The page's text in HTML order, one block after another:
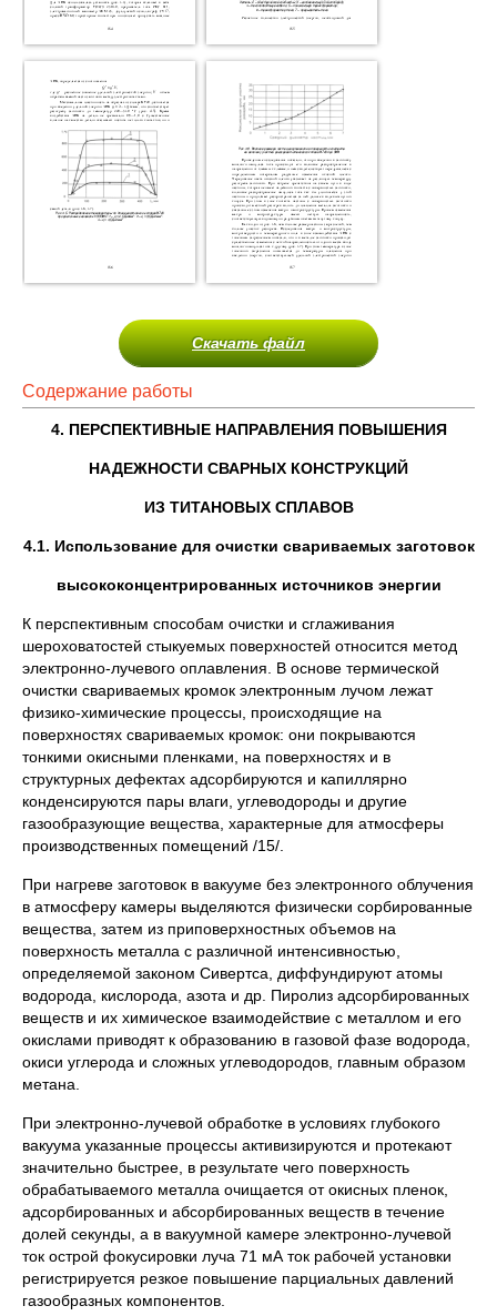
Скачать файл
Содержание работы
4. ПЕРСПЕКТИВНЫЕ НАПРАВЛЕНИЯ ПОВЫШЕНИЯ
НАДЕЖНОСТИ СВАРНЫХ КОНСТРУКЦИЙ
ИЗ ТИТАНОВЫХ СПЛАВОВ
4.1. Использование для очистки свариваемых заготовок
высококонцентрированных источников энергии
К перспективным способам очистки и сглаживания
шероховатостей стыкуемых поверхностей относится метод
электронно-лучевого оплавления. В основе термической
очистки свариваемых кромок электронным лучом лежат
физико-химические процессы, происходящие на
поверхностях свариваемых кромок: они покрываются
тонкими окисными пленками, на поверхностях и в
структурных дефектах адсорбируются и капиллярно
конденсируются пары влаги, углеводороды и другие
газообразующие вещества, характерные для атмосферы
производственных помещений /15/.
При нагреве заготовок в вакууме без электронного облучения
в атмосферу камеры выделяются физически сорбированные
вещества, затем из приповерхностных объемов на
поверхность металла с различной интенсивностью,
определяемой законом Сивертса, диффундируют атомы
водорода, кислорода, азота и др. Пиролиз адсорбированных
веществ и их химическое взаимодействие с металлом и его
окислами приводят к образованию в газовой фазе водорода,
окиси углерода и сложных углеводородов, главным образом
метана.
При электронно-лучевой обработке в условиях глубокого
вакуума указанные процессы активизируются и протекают
значительно быстрее, в результате чего поверхность
обрабатываемого металла очищается от окисных пленок,
адсорбированных и абсорбированных веществ в течение
долей секунды, а в вакуумной камере электронно-лучевой
ток острой фокусировки луча 71 мА ток рабочей установки
регистрируется резкое повышение парциальных давлений
газообразных компонентов.